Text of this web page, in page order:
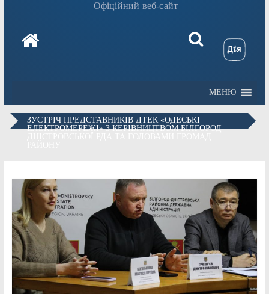
Офіційний веб-сайт
МЕНЮ
ЗУСТРІЧ ПРЕДСТАВНИКІВ ДТЕК «ОДЕСЬКІ
ЕЛЕКТРОМЕРЕЖІ» З КЕРІВНИЦТВОМ БІЛГОРОД-